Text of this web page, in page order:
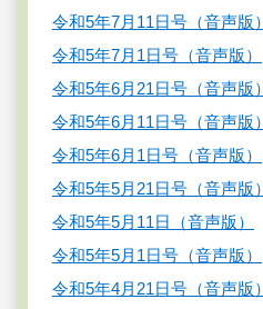
令和5年7月11日号（音声版）
令和5年7月1日号（音声版）
令和5年6月21日号（音声版）
令和5年6月11日号（音声版）
令和5年6月1日号（音声版）
令和5年5月21日号（音声版）
令和5年5月11日（音声版）
令和5年5月1日号（音声版）
令和5年4月21日号（音声版）